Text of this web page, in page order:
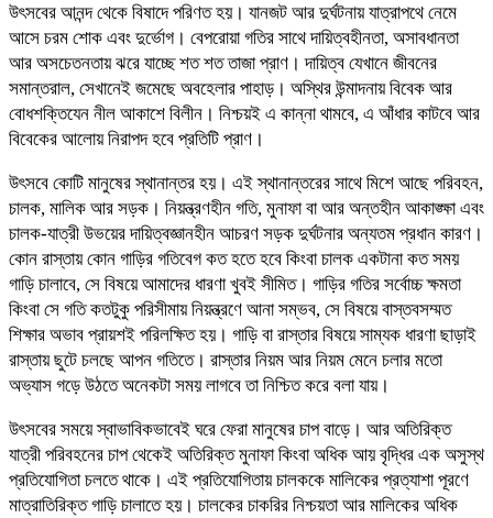
উৎসবের আনন্দ থেকে বিষাদে পরিণত হয়। যানজট আর দুর্ঘটনায় যাত্রাপথে নেমে
আসে চরম শোক এবং দুর্ভোগ। বেপরোয়া গতির সাথে দায়িত্বহীনতা, অসাবধানতা
আর অসচেতনতায় ঝরে যাচ্ছে শত শত তাজা প্রাণ। দায়িত্ব যেখানে জীবনের
সমান্তরাল, সেখানেই জমেছে অবহেলার পাহাড়। অস্থির উন্মাদনায় বিবেক আর
বোধশক্তিযেন নীল আকাশে বিলীন। নিশ্চয়ই এ কান্না থামবে, এ আঁধার কাটবে আর
বিবেকের আলোয় নিরাপদ হবে প্রতিটি প্রাণ।
উৎসবে কোটি মানুষের স্থানান্তর হয়। এই স্থানান্তরের সাথে মিশে আছে পরিবহন,
চালক, মালিক আর সড়ক। নিয়ন্ত্রণহীন গতি, মুনাফা বা আর অন্তহীন আকাঙ্ক্ষা এবং
চালক-যাত্রী উভয়ের দায়িত্বজ্ঞানহীন আচরণ সড়ক দুর্ঘটনার অন্যতম প্রধান কারণ।
কোন রাস্তায় কোন গাড়ির গতিবেগ কত হতে হবে কিংবা চালক একটানা কত সময়
গাড়ি চালাবে, সে বিষয়ে আমাদের ধারণা খুবই সীমিত। গাড়ির গতির সর্বোচ্চ ক্ষমতা
কিংবা সে গতি কতটুকু পরিসীমায় নিয়ন্ত্রণে আনা সম্ভব, সে বিষয়ে বাস্তবসম্মত
শিক্ষার অভাব প্রায়শই পরিলক্ষিত হয়। গাড়ি বা রাস্তার বিষয়ে সাম্যক ধারণা ছাড়াই
রাস্তায় ছুটে চলছে আপন গতিতে। রাস্তার নিয়ম আর নিয়ম মেনে চলার মতো
অভ্যাস গড়ে উঠতে অনেকটা সময় লাগবে তা নিশ্চিত করে বলা যায়।
উৎসবের সময়ে স্বাভাবিকভাবেই ঘরে ফেরা মানুষের চাপ বাড়ে। আর অতিরিক্ত
যাত্রী পরিবহনের চাপ থেকেই অতিরিক্ত মুনাফা কিংবা অধিক আয় বৃদ্ধির এক অসুস্থ
প্রতিযোগিতা চলতে থাকে। এই প্রতিযোগিতায় চালককে মালিকের প্রত্যাশা পূরণে
মাত্রাতিরিক্ত গাড়ি চালাতে হয়। চালকের চাকরির নিশ্চয়তা আর মালিকের অধিক